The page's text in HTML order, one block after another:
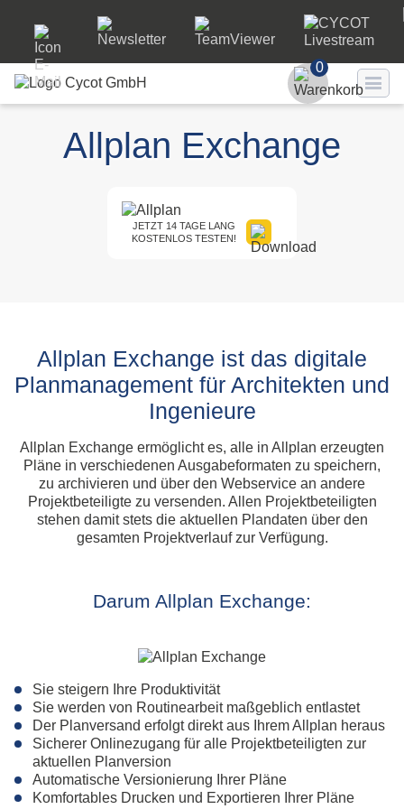
0
Allplan Exchange
JETZT 14 TAGE LANG
KOSTENLOS TESTEN!
Allplan Exchange ist das digitale
Planmanagement für Architekten und
Ingenieure
Allplan Exchange ermöglicht es, alle in Allplan erzeugten
Pläne in verschiedenen Ausgabeformaten zu speichern,
zu archivieren und über den Webservice an andere
Projektbeteiligte zu versenden. Allen Projektbeteiligten
stehen damit stets die aktuellen Plandaten über den
gesamten Projektverlauf zur Verfügung.
Darum Allplan Exchange:
Sie steigern Ihre Produktivität
Sie werden von Routinearbeit maßgeblich entlastet
Der Planversand erfolgt direkt aus Ihrem Allplan heraus
Sicherer Onlinezugang für alle Projektbeteiligten zur
aktuellen Planversion
Automatische Versionierung Ihrer Pläne
Komfortables Drucken und Exportieren Ihrer Pläne